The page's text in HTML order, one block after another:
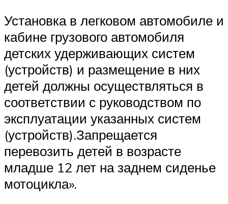
Установка в легковом автомобиле и
кабине грузового автомобиля
детских удерживающих систем
(устройств) и размещение в них
детей должны осуществляться в
соответствии с руководством по
эксплуатации указанных систем
(устройств).Запрещается
перевозить детей в возрасте
младше 12 лет на заднем сиденье
мотоцикла».